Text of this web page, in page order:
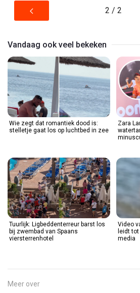
2 / 2
Vandaag ook veel bekeken
Wie zegt dat romantiek dood is:
stelletje gaat los op luchtbed in zee
Zara
Tuurlijk: Ligbeddenterreur barst los
bij zwembad van Spaans
viersterrenhotel
Video
leidt
media
Meer over